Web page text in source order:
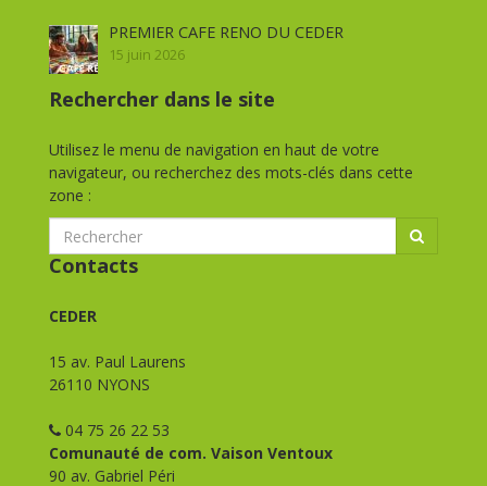
PREMIER CAFE RENO DU CEDER
15 juin 2026
Rechercher dans le site
Utilisez le menu de navigation en haut de votre
navigateur, ou recherchez des mots-clés dans cette
zone :
Contacts
CEDER
15 av. Paul Laurens
26110 NYONS
04 75 26 22 53
Comunauté de com. Vaison Ventoux
90 av. Gabriel Péri